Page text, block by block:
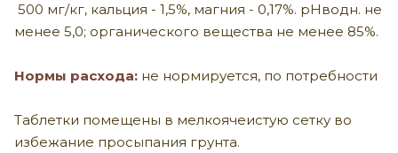
500 мг/кг, кальция - 1,5%, магния - 0,17%. рНводн. не
менее 5,0; органического вещества не менее 85%.
Нормы расхода: не нормируется, по потребности
Таблетки помещены в мелкоячеистую сетку во
избежание просыпания грунта.